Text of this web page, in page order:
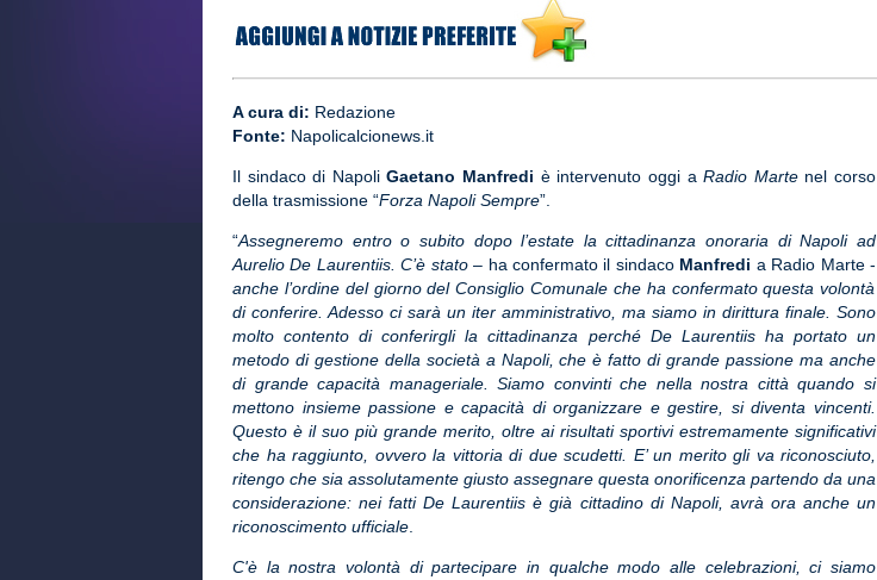
A cura di: Redazione
Fonte: Napolicalcionews.it
Il sindaco di NapoliGaetano Manfredi è intervenuto oggi aRadio Martenel corso
della trasmissione “Forza Napoli Sempre”.
“Assegneremo entro o subito dopo l’estate la cittadinanza onoraria di Napoli ad
Aurelio De Laurentiis. C’è stato– ha confermato il sindaco Manfredi a Radio Marte -
anche l’ordine del giorno del Consiglio Comunale che ha confermato questa volontà
di conferire. Adesso ci sarà un iter amministrativo, ma siamo in dirittura finale. Sono
molto contento di conferirgli la cittadinanza perché De Laurentiis ha portato un
metodo di gestione della società a Napoli, che è fatto di grande passione ma anche
di grande capacità manageriale. Siamo convinti che nella nostra città quando si
mettono insieme passione e capacità di organizzare e gestire, si diventa vincenti.
Questo è il suo più grande merito, oltre ai risultati sportivi estremamente significativi
che ha raggiunto, ovvero la vittoria di due scudetti. E’ un merito gli va riconosciuto,
ritengo che sia assolutamente giusto assegnare questa onorificenza partendo da una
considerazione: nei fatti De Laurentiis è già cittadino di Napoli, avrà ora anche un
riconoscimento ufficiale
C'è la nostra volontà di partecipare in qualche modo alle celebrazioni, ci siamo